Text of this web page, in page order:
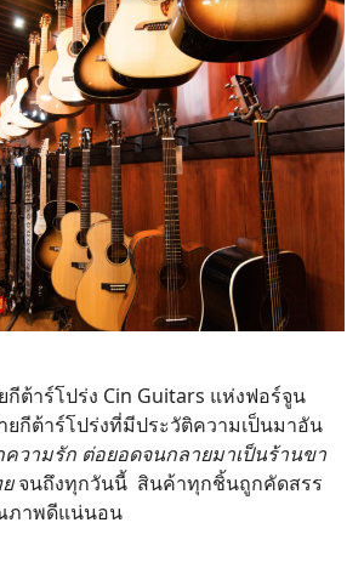
กีต้าร์โปร่ง Cin Guitars แห่งฟอร์จูน
ยกีต้าร์โปร่งที่มีประวัติความเป็นมาอัน
ความรัก ต่อยอดจนกลายมาเป็นร้านขา
จนถึงทุกวันนี้ สินค้าทุกชิ้นถูกคัดสรร
ภาพดีแน่นอน